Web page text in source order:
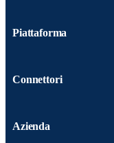
Piattaforma
Connettori
Azienda